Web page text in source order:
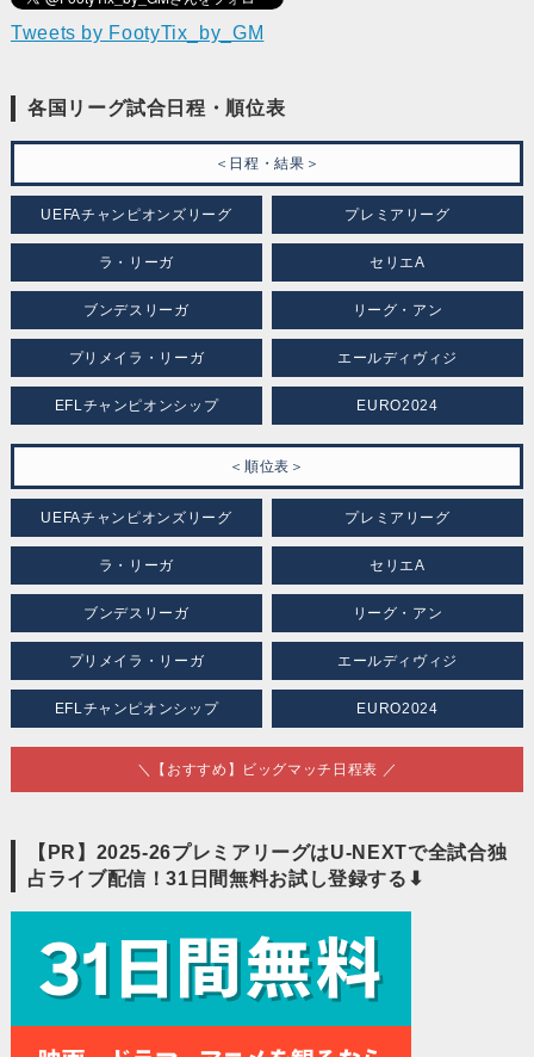
Tweets by FootyTix_by_GM
各国リーグ試合日程・順位表
＜日程・結果＞
UEFAチャンピオンズリーグ プレミアリーグ
ラ・リーガ セリエA
ブンデスリーガ リーグ・アン
プリメイラ・リーガ エールディヴィジ
EFLチャンピオンシップ EURO2024
＜順位表＞
UEFAチャンピオンズリーグ プレミアリーグ
ラ・リーガ セリエA
ブンデスリーガ リーグ・アン
プリメイラ・リーガ エールディヴィジ
EFLチャンピオンシップ EURO2024
＼【おすすめ】ビッグマッチ日程表 ／
【PR】2025-26プレミアリーグはU-NEXTで全試合独
占ライブ配信！31日間無料お試し登録する⬇︎